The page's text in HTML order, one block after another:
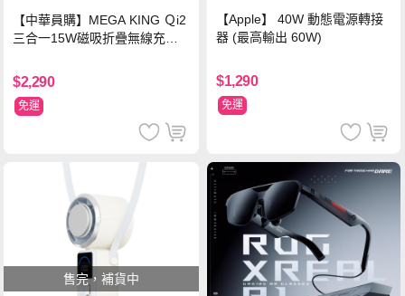
【中華員購】MEGA KING Ｑi2
三合一15W磁吸折疊無線充電
$2,290
免運
【Apple】 40W 動態電源轉接
器 (最高輸出 60W)
$1,290
免運
售完，補貨中